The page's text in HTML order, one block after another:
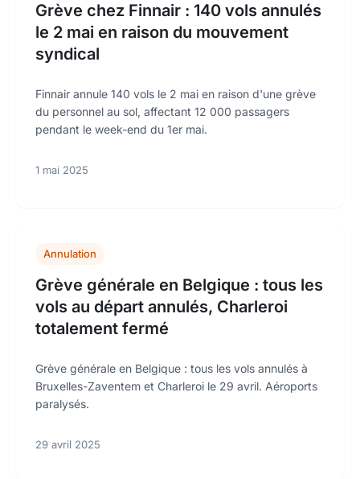
Grève chez Finnair : 140 vols annulés
le 2 mai en raison du mouvement
syndical
Finnair annule 140 vols le 2 mai en raison d'une grève
du personnel au sol, affectant 12 000 passagers
pendant le week-end du 1er mai.
1 mai 2025
Annulation
Grève générale en Belgique : tous les
vols au départ annulés, Charleroi
totalement fermé
Grève générale en Belgique : tous les vols annulés à
Bruxelles-Zaventem et Charleroi le 29 avril. Aéroports
paralysés.
29 avril 2025